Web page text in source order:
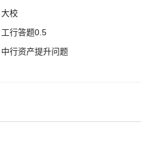
大校
工行答题0.5
中行资产提升问题